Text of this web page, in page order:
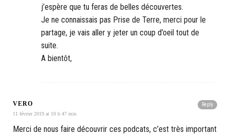
j’espère que tu feras de belles découvertes.
Je ne connaissais pas Prise de Terre, merci pour le
partage, je vais aller y jeter un coup d’oeil tout de
suite.
A bientôt,
Reply
VERO
11 février 2019 at 10 h 47 min
Merci de nous faire découvrir ces podcats, c’est très important